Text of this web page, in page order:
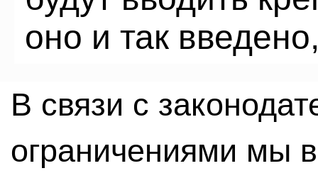
оно и так
В связи с
ограничениями мы